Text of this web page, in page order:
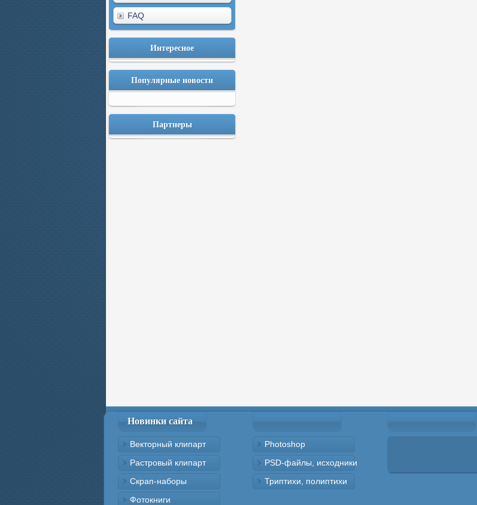
FAQ
Интересное
Популярные новости
Партнеры
Новинки сайта
Векторный клипарт
Растровый клипарт
Скрап-наборы
Фотокниги
Photoshop
PSD-файлы, исходники
Триптихи, полиптихи